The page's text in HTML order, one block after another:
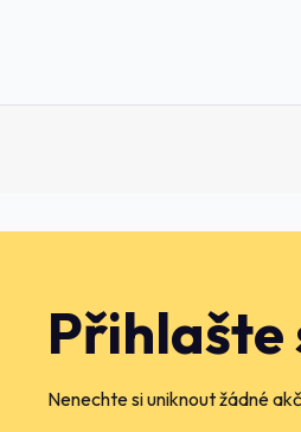
Přihlašte
Nenechte si uniknout žádné